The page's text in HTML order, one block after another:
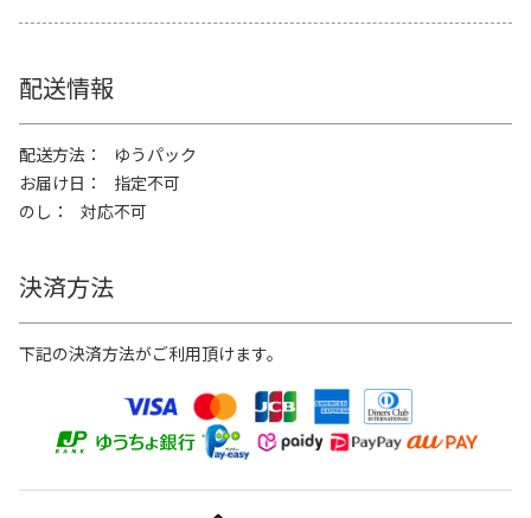
配送情報
配送方法
ゆうパック
お届け日
指定不可
のし
対応不可
決済方法
下記の決済方法がご利用頂けます。